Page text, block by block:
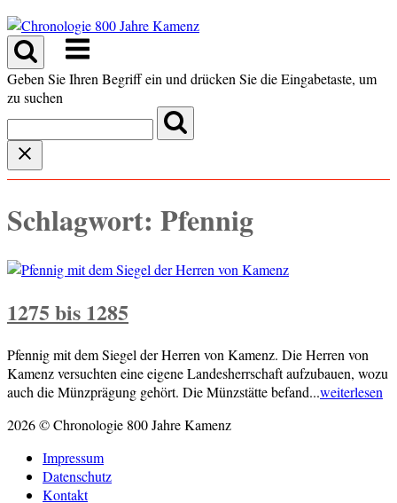
Skip
to
content
Menu
Geben Sie Ihren Begriff ein und drücken Sie die Eingabetaste, um
zu suchen
Schlagwort: Pfennig
1275 bis 1285
Pfennig mit dem Siegel der Herren von Kamenz. Die Herren von
Kamenz versuchten eine eigene Landesherrschaft aufzubauen, wozu
auch die Münzprägung gehört. Die Münzstätte befand...weiterlesen
2026 © Chronologie 800 Jahre Kamenz
Impressum
Datenschutz
Kontakt